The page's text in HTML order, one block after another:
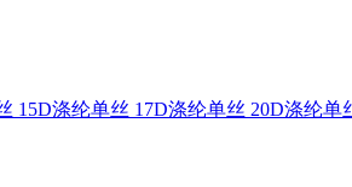
15D涤纶单丝 17D涤纶单丝 20D涤纶单